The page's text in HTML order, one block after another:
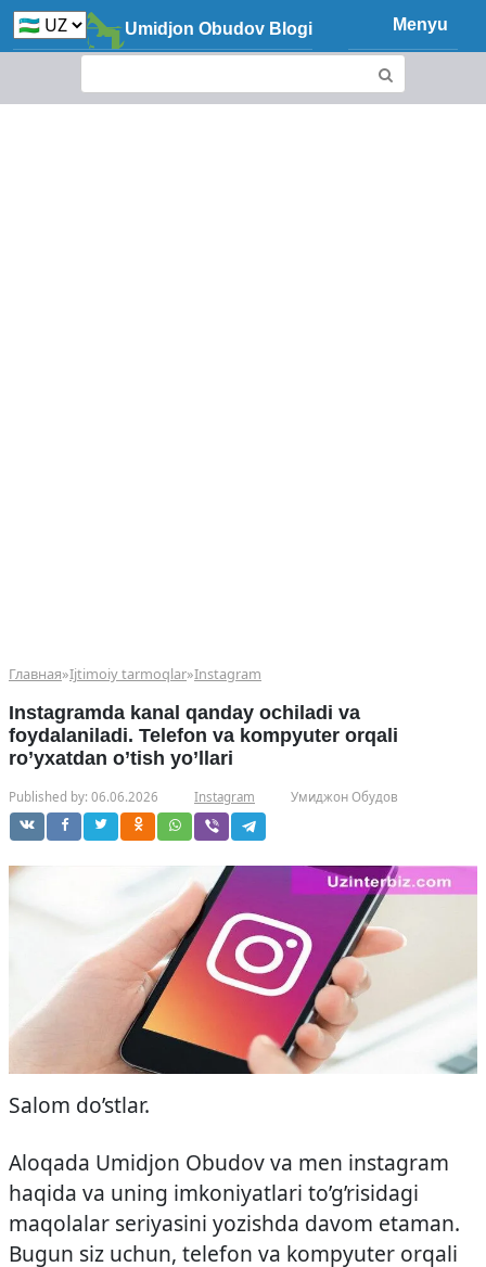
Skip
to
Umidjon Obudov Blogi Menyu
Главная»Ijtimoiy tarmoqlar»Instagram
Instagramda kanal qanday ochiladi va
foydalaniladi. Telefon va kompyuter orqali
ro’yxatdan o’tish yo’llari
Published by: 06.06.2026 Instagram Умиджон Обудов
Salom do’stlar.
Aloqada Umidjon Obudov va men instagram
haqida va uning imkoniyatlari to’g’risidagi
maqolalar seriyasini yozishda davom etaman.
Bugun siz uchun, telefon va kompyuter orqali